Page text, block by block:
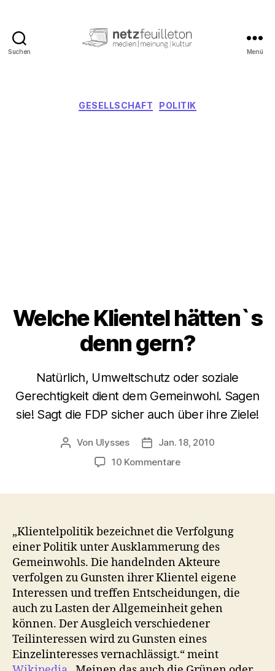
Suchen Menü
Kategorien
GESELLSCHAFT POLITIK
Welche Klientel hätten`s
denn gern?
Natürlich, Umweltschutz oder soziale
Gerechtigkeit dient dem Gemeinwohl. Sagen
sie! Sagt die FDP sicher auch über ihre Ziele!
Beitragsautor
Von Ulysses Veröffentlichungsdatum
Jan. 18, 2010
10 Kommentarezu
gern?
„Klientelpolitik bezeichnet die Verfolgung
einer Politik unter Ausklammerung des
Gemeinwohls. Die handelnden Akteure
verfolgen zu Gunsten ihrer Klientel eigene
Interessen und treffen Entscheidungen, die
auch zu Lasten der Allgemeinheit gehen
können. Der Ausgleich verschiedener
Teilinteressen wird zu Gunsten eines
Einzelinteresses vernachlässigt.“ meint